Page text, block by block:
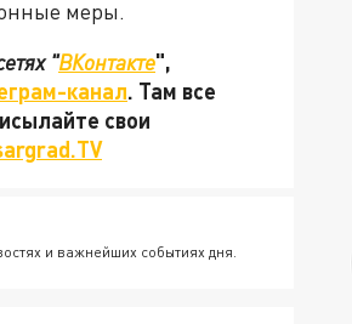
меры.
"ВКонтакте",
канал. Там все
свои
и важнейших событиях дня.